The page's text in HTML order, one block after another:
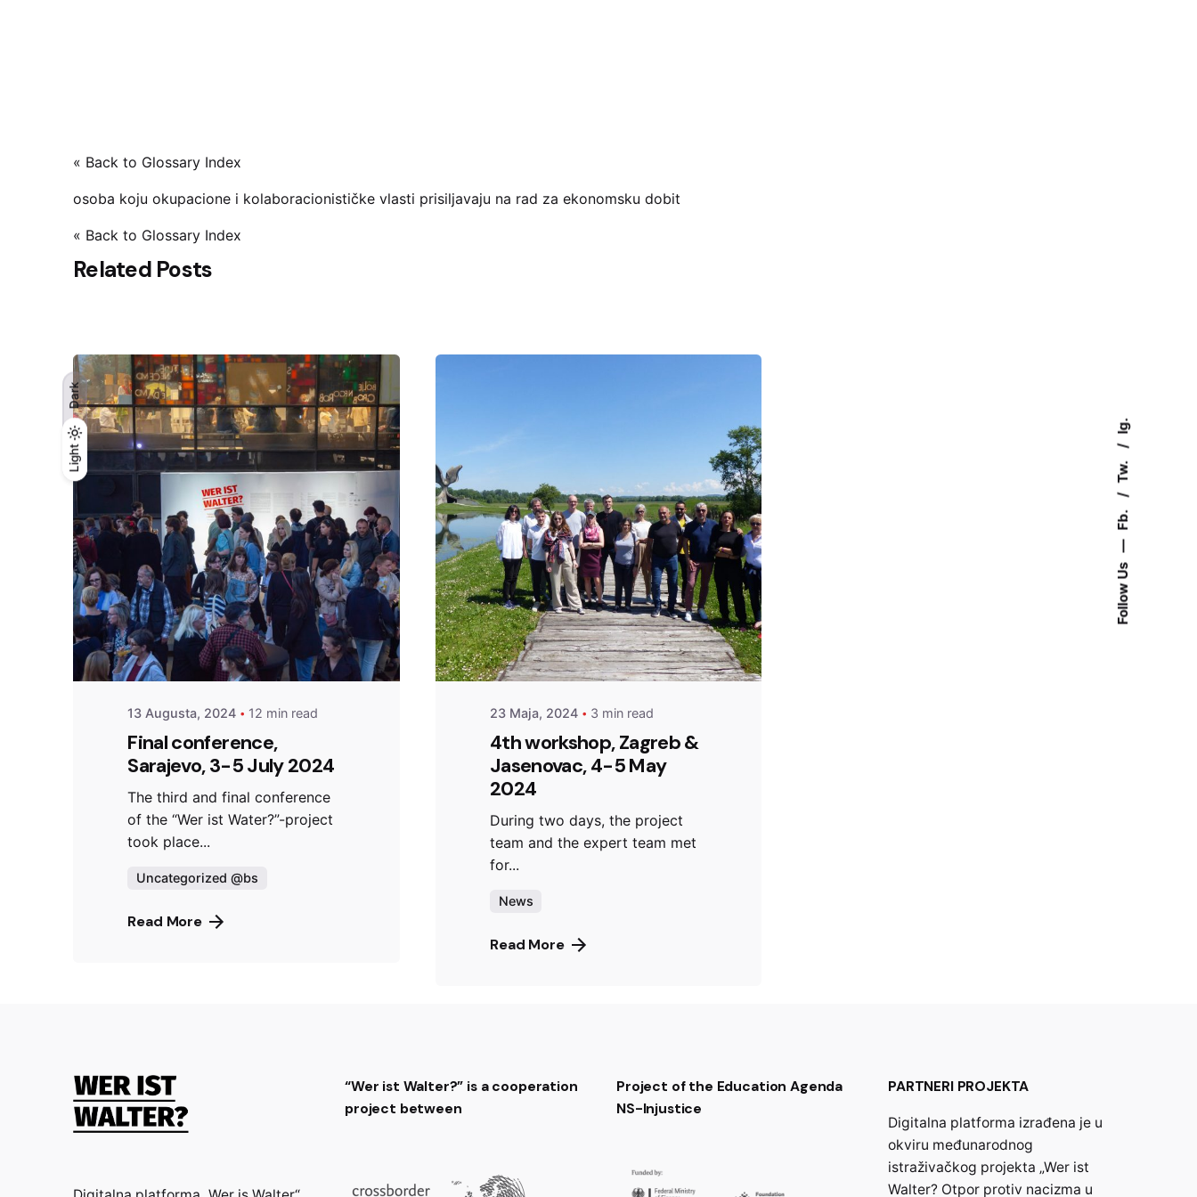
Light
Dark
Light
Dark
Follow Us
Fb.
Tw.
Ig.
« Back to Glossary Index
osoba koju okupacione i kolaboracionističke vlasti prisiljavaju na rad za ekonomsku dobit
« Back to Glossary Index
Related Posts
Posted by
admin
13 Augusta, 2024 12 min read
Final conference,
Sarajevo, 3-5 July 2024
The third and final conference
of the “Wer ist Water?”-project
took place...
Uncategorized @bs
Read More
Posted by
admin
23 Maja, 2024 3 min read
4th workshop, Zagreb &
Jasenovac, 4-5 May
2024
During two days, the project
team and the expert team met
for...
News
Read More
“Wer ist Walter?” is a cooperation
project between
Project of the Education Agenda
NS-Injustice
PARTNERI PROJEKTA
Digitalna platforma izrađena je u
okviru međunarodnog
istraživačkog projekta „Wer ist
Walter? Otpor protiv nacizma u